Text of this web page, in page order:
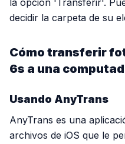
la opción 'Transferir'.
decidir la carpeta de su
Cómo transferir
6s a una
Usando AnyTrans
AnyTrans es una
archivos de iOS que le